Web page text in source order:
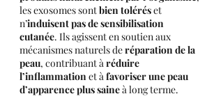
les exosomes sont bien tolérés et
n’induisent pas de sensibilisation
cutanée. Ils agissent en soutien aux
mécanismes naturels de réparation de la
peau, contribuant à réduire
l’inflammation et à favoriser une peau
d’apparence plus saine à long terme.